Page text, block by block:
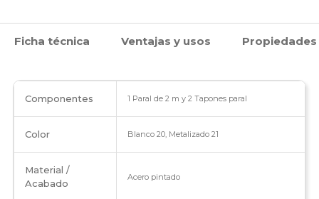
en
rejilla.
Ficha técnica Ventajas y usos Propiedades
Componentes 1 Paral de 2 m y 2 Tapones paral
Color Blanco 20, Metalizado 21
Material /
Acabado
Acero pintado